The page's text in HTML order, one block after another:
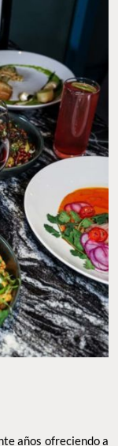
años ofreciendo a